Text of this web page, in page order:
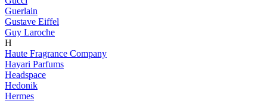
Guerlain
Gustave Eiffel
Guy Laroche
H
Haute Fragrance Company
Hayari Parfums
Headspace
Hedonik
Hermes